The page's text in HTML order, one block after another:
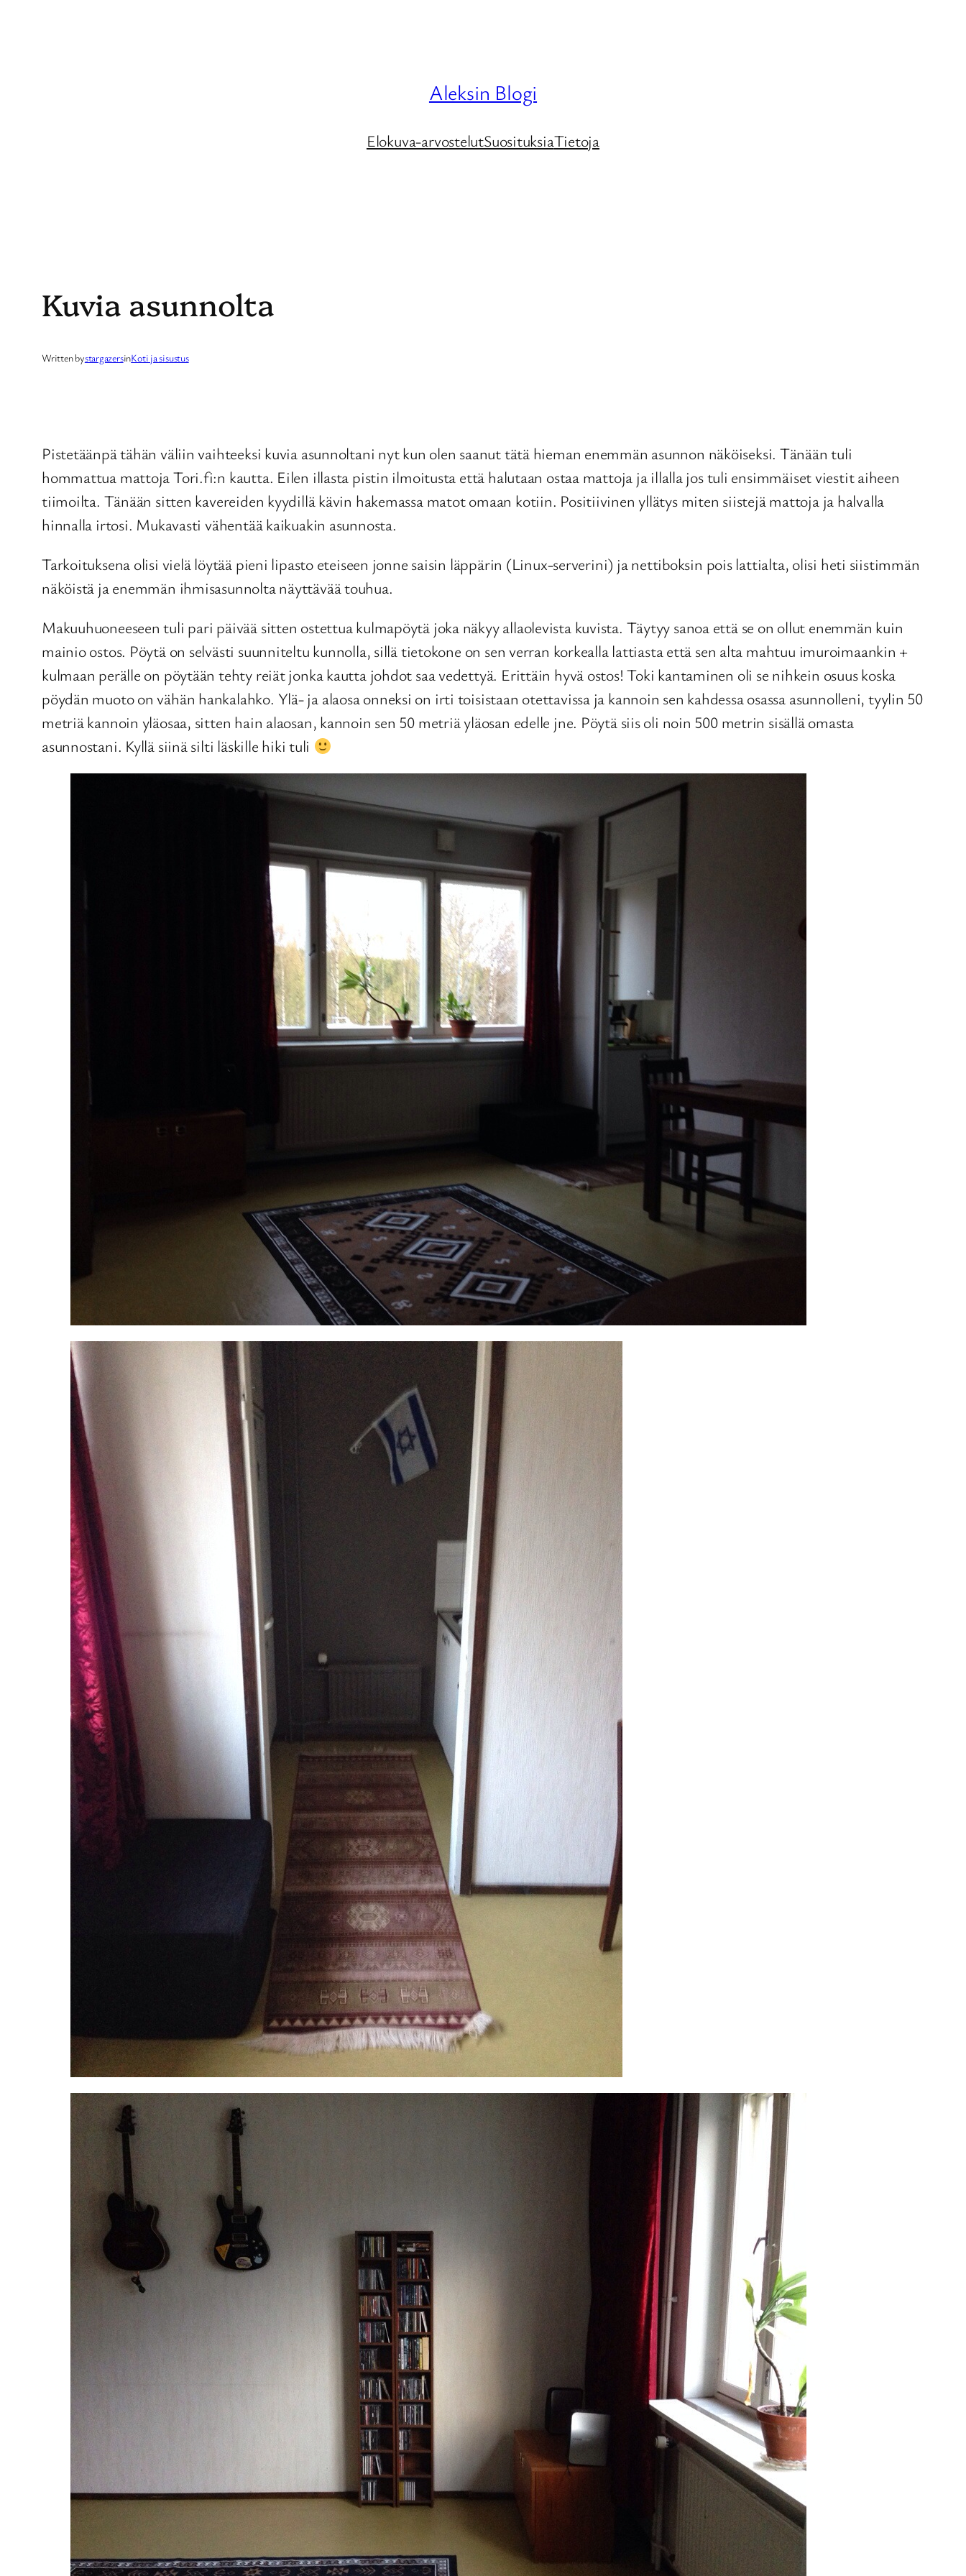
Aleksin Blogi
Elokuva-arvostelutSuosituksiaTietoja
Kuvia asunnolta
Written bystargazersinKoti ja sisustus
Pistetäänpä tähän väliin vaihteeksi kuvia asunnoltani nyt kun olen saanut tätä hieman enemmän asunnon näköiseksi. Tänään tuli
hommattua mattoja Tori.fi:n kautta. Eilen illasta pistin ilmoitusta että halutaan ostaa mattoja ja illalla jos tuli ensimmäiset viestit aiheen
tiimoilta. Tänään sitten kavereiden kyydillä kävin hakemassa matot omaan kotiin. Positiivinen yllätys miten siistejä mattoja ja halvalla
hinnalla irtosi. Mukavasti vähentää kaikuakin asunnosta.
Tarkoituksena olisi vielä löytää pieni lipasto eteiseen jonne saisin läppärin (Linux-serverini) ja nettiboksin pois lattialta, olisi heti siistimmän
näköistä ja enemmän ihmisasunnolta näyttävää touhua.
Makuuhuoneeseen tuli pari päivää sitten ostettua kulmapöytä joka näkyy allaolevista kuvista. Täytyy sanoa että se on ollut enemmän kuin
mainio ostos. Pöytä on selvästi suunniteltu kunnolla, sillä tietokone on sen verran korkealla lattiasta että sen alta mahtuu imuroimaankin +
kulmaan perälle on pöytään tehty reiät jonka kautta johdot saa vedettyä. Erittäin hyvä ostos! Toki kantaminen oli se nihkein osuus koska
pöydän muoto on vähän hankalahko. Ylä- ja alaosa onneksi on irti toisistaan otettavissa ja kannoin sen kahdessa osassa asunnolleni, tyylin 50
metriä kannoin yläosaa, sitten hain alaosan, kannoin sen 50 metriä yläosan edelle jne. Pöytä siis oli noin 500 metrin sisällä omasta
asunnostani. Kyllä siinä silti läskille hiki tuli